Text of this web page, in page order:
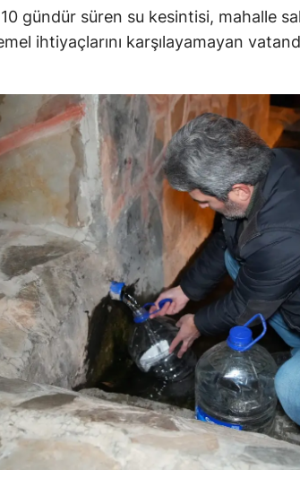
Denizli
Diyarbakır
Elazığ
Erzincan
Erzurum
Eskişehir
Gaziantep
Giresun
Gümüşhane
Hakkari
Hatay
Isparta
gündür süren su kesintisi, mahalle
ihtiyaçlarını karşılayamayan